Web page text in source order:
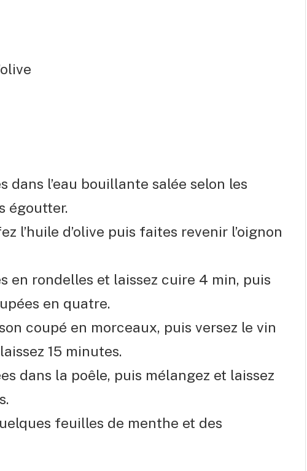
dans l’eau bouillante salée selon les
égoutter.
l’huile d’olive puis faites revenir l’oignon
en rondelles et laissez cuire 4 min, puis
en quatre.
coupé en morceaux, puis versez le vin
15 minutes.
dans la poêle, puis mélangez et laissez
feuilles de menthe et des